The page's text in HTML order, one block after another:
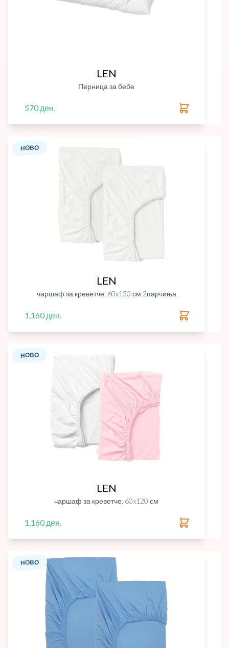
LEN
Перница за бебе
570 ден.
НОВО
LEN
чаршаф за креветче, 60x120 см 2парчиња
1,160 ден.
НОВО
LEN
чаршаф за креветче, 60x120 см
1,160 ден.
НОВО